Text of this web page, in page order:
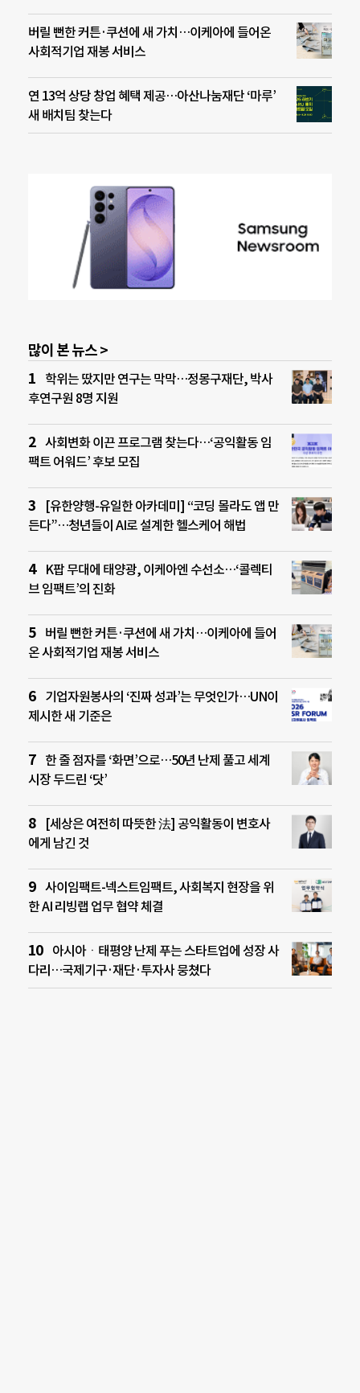
버릴 뻔한 커튼·쿠션에 새 가치…이케아에 들어온
사회적기업 재봉 서비스
연 13억 상당 창업 혜택 제공…아산나눔재단 ‘마루’
새 배치팀 찾는다
많이 본 뉴스 >
학위는 땄지만 연구는 막막…정몽구재단, 박사
후연구원 8명 지원
사회변화 이끈 프로그램 찾는다…‘공익활동 임
팩트 어워드’ 후보 모집
[유한양행-유일한 아카데미] “코딩 몰라도 앱 만
든다”…청년들이 AI로 설계한 헬스케어 해법
K팝 무대에 태양광, 이케아엔 수선소…‘콜렉티
브 임팩트’의 진화
버릴 뻔한 커튼·쿠션에 새 가치…이케아에 들어
온 사회적기업 재봉 서비스
기업자원봉사의 ‘진짜 성과’는 무엇인가…UN이
제시한 새 기준은
한 줄 점자를 ‘화면’으로…50년 난제 풀고 세계
시장 두드린 ‘닷’
[세상은 여전히 따뜻한 法] 공익활동이 변호사
에게 남긴 것
사이임팩트-넥스트임팩트, 사회복지 현장을 위
한 AI 리빙랩 업무 협약 체결
아시아ㆍ태평양 난제 푸는 스타트업에 성장 사
다리…국제기구·재단·투자사 뭉쳤다